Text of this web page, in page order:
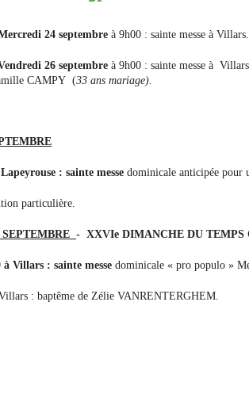
24 septembreà 9h00 : sainte messe à Villars.
26 septembreà 9h00 : sainte messe à
CAMPY (33 ans mariage).
: sainte messe dominicale anticipée pour
particulière.
- XXVIe DIMANCHE DU TEMPS
Villars : sainte messe dominicale « pro populo »
: baptême de Zélie VANRENTERGHEM.